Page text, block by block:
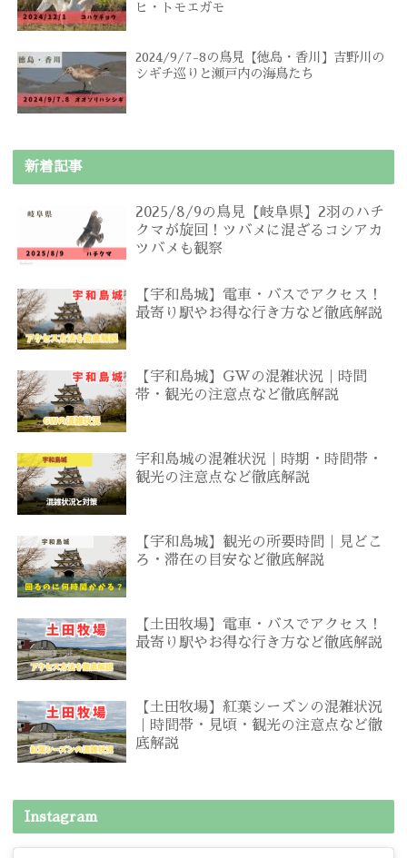
ヒ・トモエガモ
2024/9/7-8の鳥見【徳島・香川】吉野川の
シギチ巡りと瀬戸内の海鳥たち
新着記事
2025/8/9の鳥見【岐阜県】2羽のハチ
クマが旋回！ツバメに混ざるコシアカ
ツバメも観察
【宇和島城】電車・バスでアクセス！
最寄り駅やお得な行き方など徹底解説
【宇和島城】GWの混雑状況｜時間
帯・観光の注意点など徹底解説
宇和島城の混雑状況｜時期・時間帯・
観光の注意点など徹底解説
【宇和島城】観光の所要時間｜見どこ
ろ・滞在の目安など徹底解説
【土田牧場】電車・バスでアクセス！
最寄り駅やお得な行き方など徹底解説
【土田牧場】紅葉シーズンの混雑状況
｜時間帯・見頃・観光の注意点など徹
底解説
Instagram